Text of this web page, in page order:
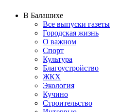
В Балашихе
Все выпуски газеты
Городская жизнь
О важном
Спорт
Культура
Благоустройство
ЖКХ
Экология
Кучино
Строительство